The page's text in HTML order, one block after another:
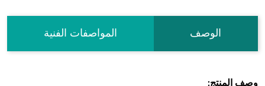
الوصف المواصفات الفنية
وصف المنتج: